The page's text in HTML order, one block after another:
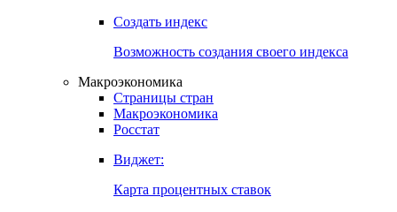
Создать индекс
Возможность создания своего индекса
Макроэкономика
Страницы стран
Макроэкономика
Росстат
Виджет:
Карта процентных ставок